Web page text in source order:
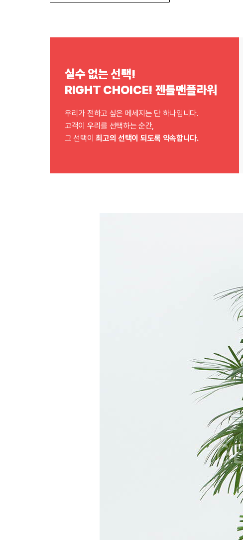
실수 없는 선택!
RIGHT CHOICE! 젠틀맨플라워
우리가 전하고 싶은 메세지는 단 하나입니다.
고객이 우리를 선택하는 순간,
그 선택이최고의 선택이 되도록 약속합니다.